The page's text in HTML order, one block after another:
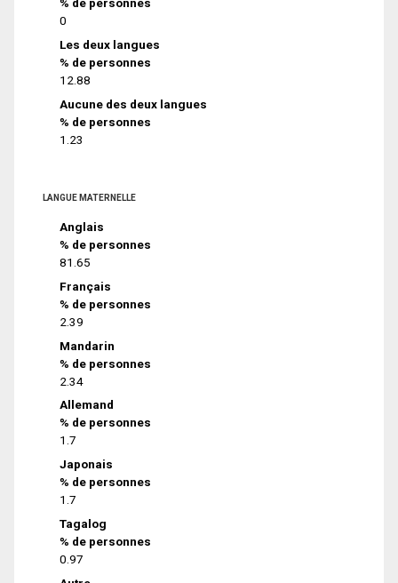
% de personnes
0
Les deux langues
% de personnes
12.88
Aucune des deux langues
% de personnes
1.23
LANGUE MATERNELLE
Anglais
% de personnes
81.65
Français
% de personnes
2.39
Mandarin
% de personnes
2.34
Allemand
% de personnes
1.7
Japonais
% de personnes
1.7
Tagalog
% de personnes
0.97